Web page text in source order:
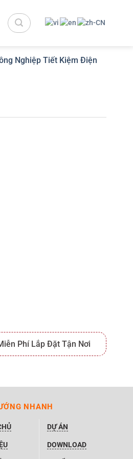
Nghiệp Tiết Kiệm Điện
Phí Lắp Đặt Tận Nơi
NHANH
DỰ ÁN
DOWNLOAD